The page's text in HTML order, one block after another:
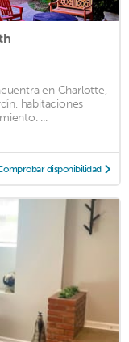
en Charlotte,
habitaciones
...
disponibilidad